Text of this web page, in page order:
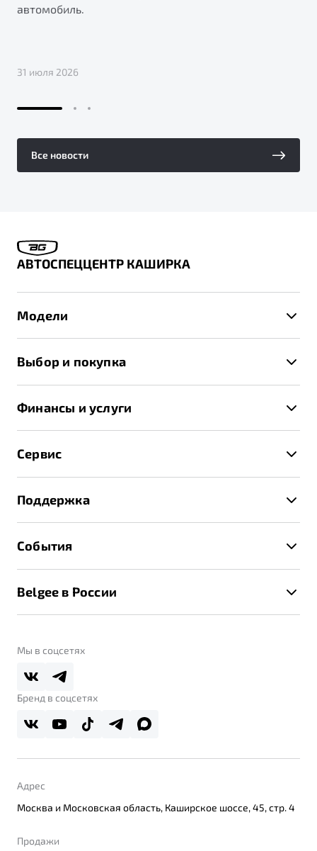
автомобиль.
31 июля 2026
Все новости
АВТОСПЕЦЦЕНТР КАШИРКА
Модели
X70
Выбор и покупка
Записаться на тест-драйв
Получить предложение
Финансы и услуги
Страхование
Расчет КАСКО
Сервис
Техническое обслуживание
Калькулятор ТО
Поддержка
Помощь на дорогах
Belgee Линк
Belgee Плюс
Реферальная программа
События
Belgee в России
О дилерском центре
Правовая информация
Мы в соцсетях
Бренд в соцсетях
Адрес
Москва и Московская область, Каширское шоссе, 45, стр. 4
Продажи